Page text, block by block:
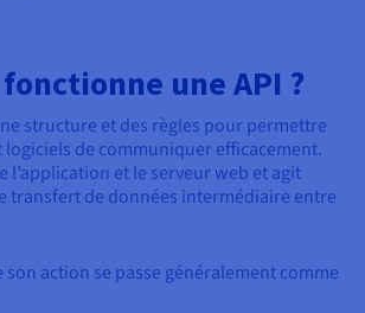
une API ?
structure et des règles pour permettre
de communiquer efficacement.
l’application et le serveur web et agit
transfert de données intermédiaire entre
action se passe généralement comme